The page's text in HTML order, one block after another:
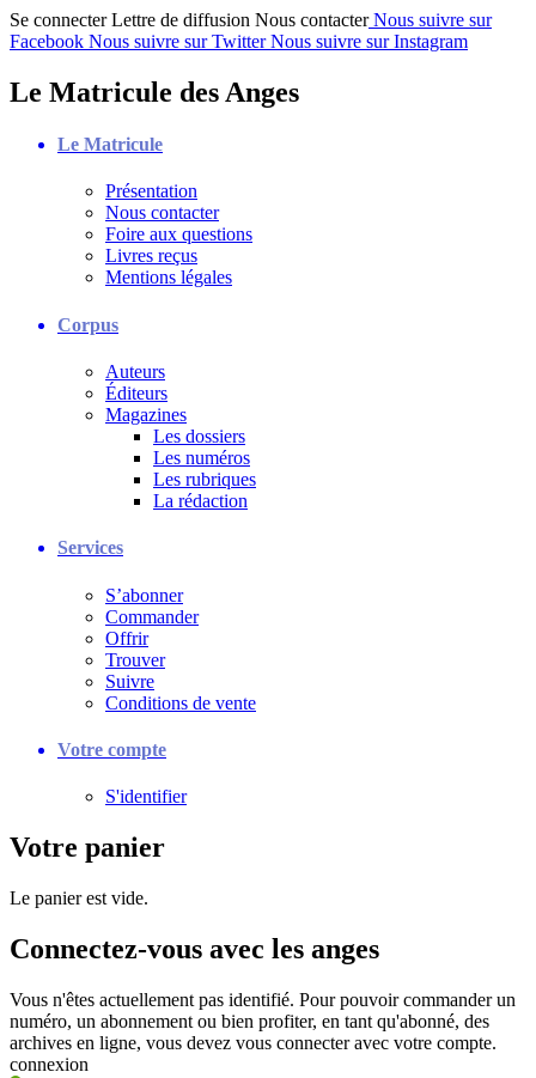
Se connecter Lettre de diffusion Nous contacter Nous suivre sur
Facebook Nous suivre sur Twitter Nous suivre sur Instagram
Le Matricule des Anges
Le Matricule
Présentation
Nous contacter
Foire aux questions
Livres reçus
Mentions légales
Corpus
Auteurs
Éditeurs
Magazines
Les dossiers
Les numéros
Les rubriques
La rédaction
Services
S’abonner
Commander
Offrir
Trouver
Suivre
Conditions de vente
Votre compte
S'identifier
Votre panier
Le panier est vide.
Connectez-vous avec les anges
Vous n'êtes actuellement pas identifié. Pour pouvoir commander un
numéro, un abonnement ou bien profiter, en tant qu'abonné, des
archives en ligne, vous devez vous connecter avec votre compte.
connexion